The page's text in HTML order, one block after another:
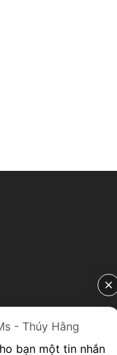
- Thúy Hằng
bạn một tin nhắn